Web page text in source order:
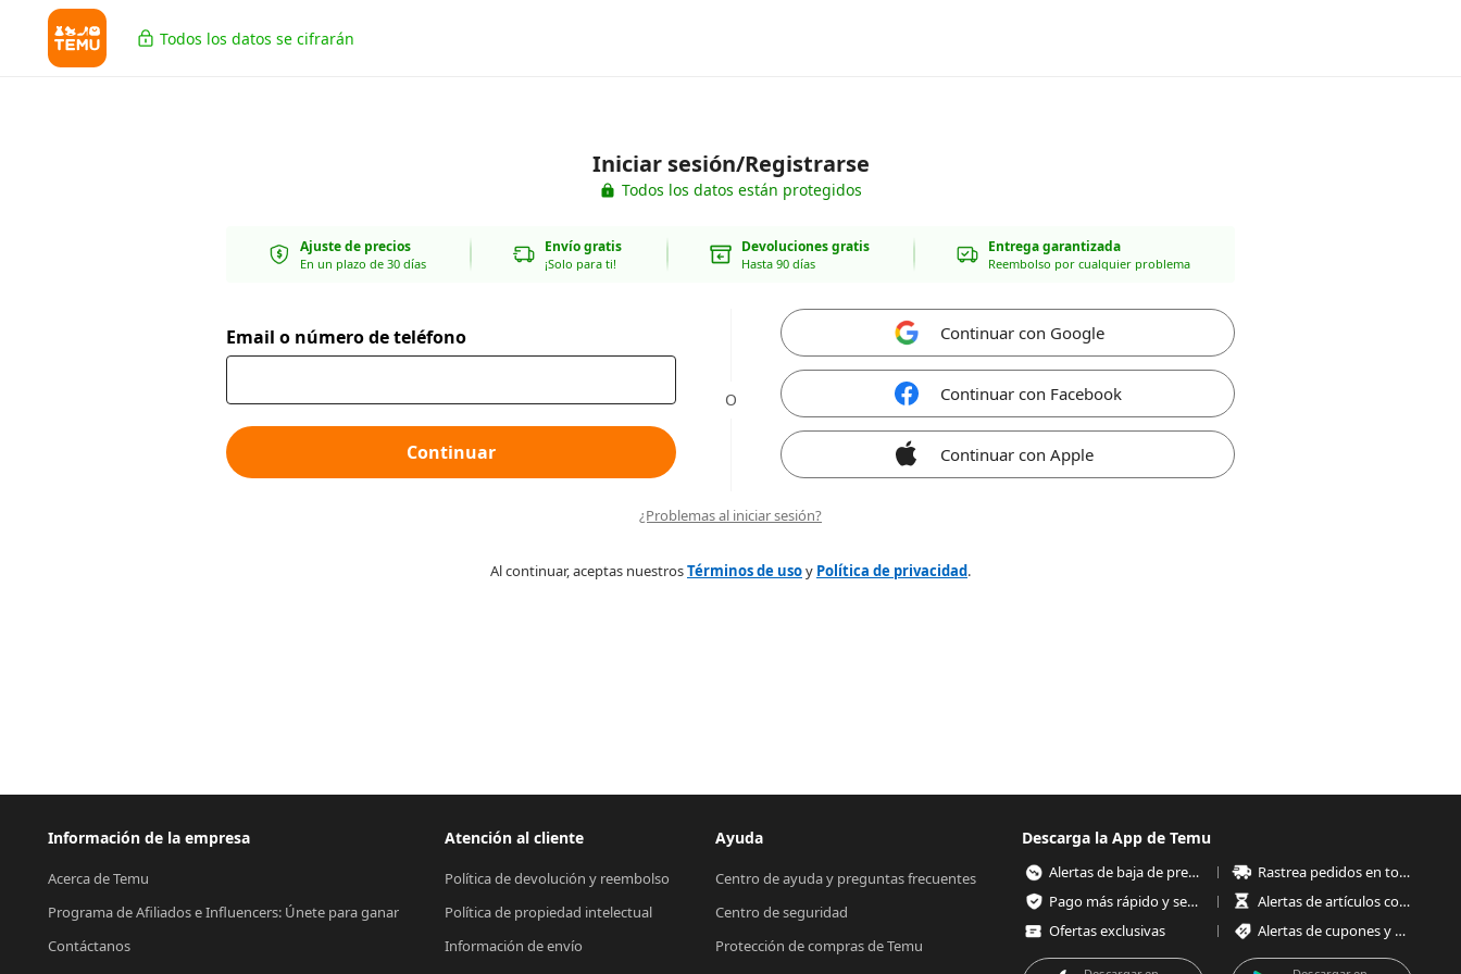
Todos los datos se cifrarán
Iniciar sesión/Registrarse
Todos los datos están protegidos
Ajuste de precios
En un plazo de 30 días
Envío gratis
¡Solo para ti!
Devoluciones gratis
Hasta 90 días
Entrega garantizada
Reembolso por cualquier problema
Email o número de teléfono
Continuar
O
Continuar con Google
Continuar con Facebook
Continuar con Apple
¿Problemas al iniciar sesión?
Al continuar, aceptas nuestrosTérminos de usoy Política de privacidad.
Información de la empresa
Acerca de Temu
Programa de Afiliados e Influencers: Únete para ganar
Contáctanos
Atención al cliente
Política de devolución y reembolso
Política de propiedad intelectual
Información de envío
Ayuda
Centro de ayuda y preguntas frecuentes
Centro de seguridad
Protección de compras de Temu
Descarga la App de Temu
Alertas de baja de precios
Rastrea pedidos en todo momento
Pago más rápido y seguro
Alertas de artículos con poco stock
Ofertas exclusivas
Alertas de cupones y ofertas